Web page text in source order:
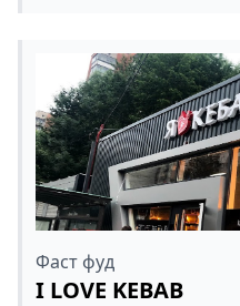
Фаст фуд
I LOVE KEBAB